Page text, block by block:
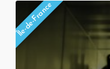
Île-de-France